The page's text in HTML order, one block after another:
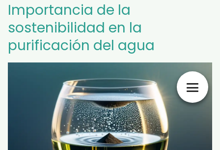
Importancia de la
sostenibilidad en la
purificación del agua